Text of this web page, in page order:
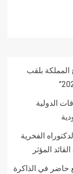
المملكة بلقب
الدولية
الفخرية
المؤثر
حاضر في الذاكرة